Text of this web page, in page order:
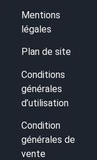
Mentions
légales
Plan de site
Conditions
générales
d’utilisation
Condition
générales de
vente